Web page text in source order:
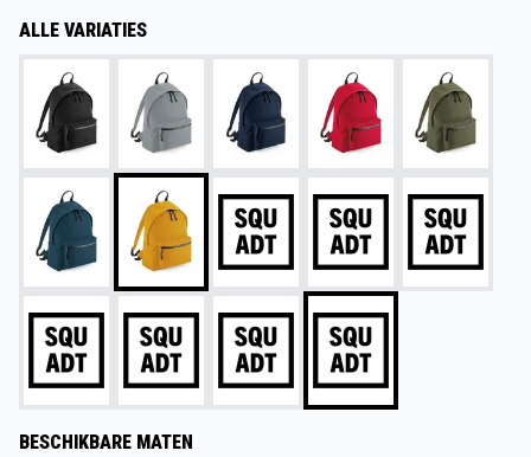
ALLE VARIATIES
BESCHIKBARE MATEN